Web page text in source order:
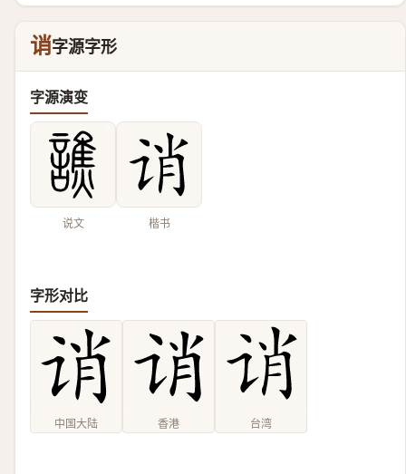
诮字源字形
字源演变
说文 楷书
字形对比
中国大陆 香港 台湾